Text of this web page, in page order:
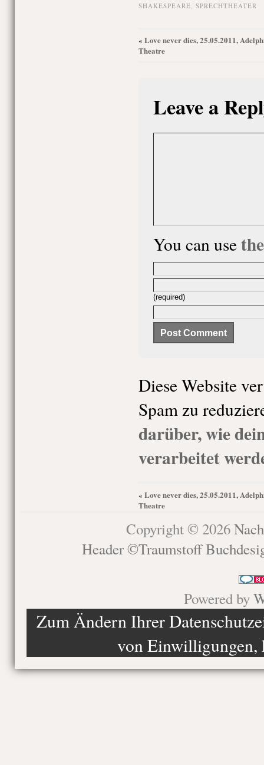
SHAKESPEARE, SPRECHTHEATER
« Love never dies, 25.05.2011,
Theatre
Leave a
You can use
(required)
Diese Website
Spam zu
darüber, wie
verarbeitet
« Love never dies, 25.05.2011,
Theatre
Copyright © 2026
Header ©Traumstoff
Powered by
Zum Ändern Ihrer
von